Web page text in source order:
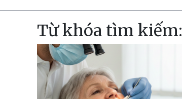
Từ khóa tìm kiếm: